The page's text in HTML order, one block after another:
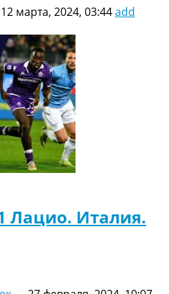
12 марта, 2024, 03:44add
Лацио. Италия.